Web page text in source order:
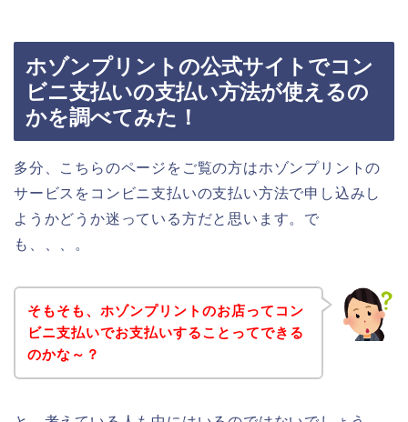
ホゾンプリントの公式サイトでコン
ビニ支払いの支払い方法が使えるの
かを調べてみた！
多分、こちらのページをご覧の方はホゾンプリントの
サービスをコンビニ支払いの支払い方法で申し込みし
ようかどうか迷っている方だと思います。で
も、、、。
そもそも、ホゾンプリントのお店ってコン
ビニ支払いでお支払いすることってできる
のかな～？